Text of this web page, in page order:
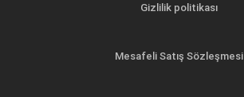
Gizlilik politikası
Mesafeli Satış Sözleşmesi